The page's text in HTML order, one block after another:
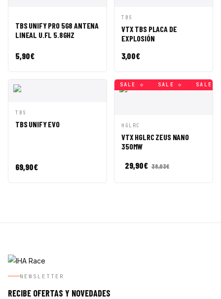
RÁPIDA
CESTA
TBS UNIFY PRO 5G8 ANTENA
LINEAL U.FL 5.8GHZ
5,90€
VISTA
RÁPIDA
CESTA
TBS
VTX TBS PLACA DE
EXPLOSIÓN
3,00€
VISTA
RÁPIDA
TBS
TBS UNIFY EVO
69,90€
SALE ◇ SALE ◇ SALE ◇ SALE ◇
VISTA
RÁPIDA
CESTA
HGLRC
VTX HGLRC ZEUS NANO
350MW
29,90€ 38,03€
NEWSLETTER
RECIBE OFERTAS Y NOVEDADES